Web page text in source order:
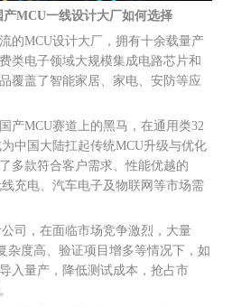
产MCU一线设计大厂如何选择
的MCU设计大厂，拥有十余载量产
类电子领域大规模集成电路芯片和
覆盖了智能家居、家电、安防等应
产MCU赛道上的黑马，在通用类32
中国大陆扛起传统MCU升级与优化
多款符合客户需求、性能优越的
充电、汽车电子及物联网等市场需
司，在面临市场竞争激烈，大量
杂度高、验证项目增多等情况下，如
入量产，降低测试成本，抢占市